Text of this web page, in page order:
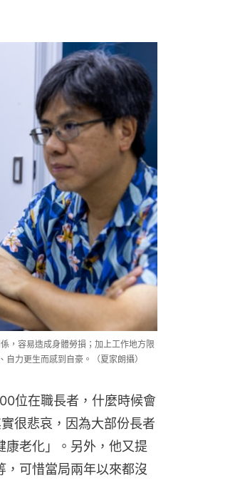
，容易造成身體勞損；加上工作地方限
力更生而感到自豪。（夏家朗攝）
位在職長者，什麼時候會
很悲哀，因為大部份長者
康老化」。另外，他又提
可惜當局兩年以來都沒